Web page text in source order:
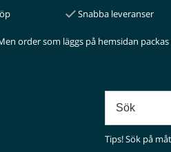
Snabba leveranser
order som läggs på hemsidan
Tips! Sök på